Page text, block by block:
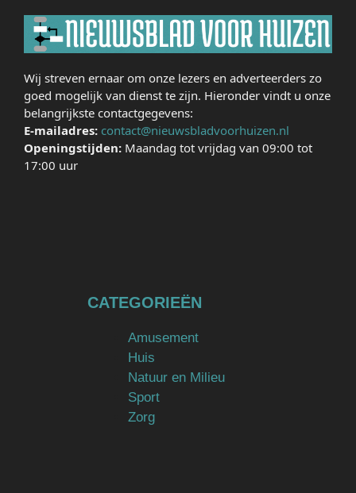
Wij streven ernaar om onze lezers en adverteerders zo
goed mogelijk van dienst te zijn. Hieronder vindt u onze
belangrijkste contactgegevens:
E-mailadres: contact@nieuwsbladvoorhuizen.nl
Openingstijden: Maandag tot vrijdag van 09:00 tot
17:00 uur
CATEGORIEËN
Amusement
Huis
Natuur en Milieu
Sport
Zorg